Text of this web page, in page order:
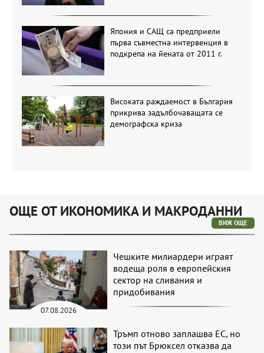
Япония и САЩ са предприели
първа съвместна интервенция в
подкрепа на йената от 2011 г.
Високата раждаемост в България
прикрива задълбочаващата се
демографска криза
ОЩЕ ОТ ИКОНОМИКА И МАКРОДАННИ
ВИЖ ОЩЕ
07.08.2026
Чешките милиардери играят
водеща роля в европейския
сектор на сливания и
придобивания
Тръмп отново заплашва ЕС, но
този път Брюксел отказва да